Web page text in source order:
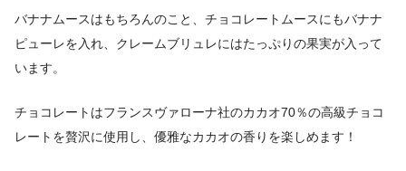
バナナムースはもちろんのこと、チョコレートムースにもバナナ
ピューレを入れ、クレームブリュレにはたっぷりの果実が入って
います。
チョコレートはフランスヴァローナ社のカカオ70％の高級チョコ
レートを贅沢に使用し、優雅なカカオの香りを楽しめます！